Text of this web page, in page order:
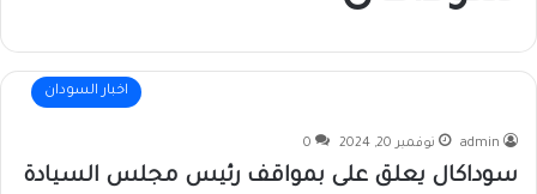
اخبار السودان
admin نوفمبر 20, 2024 0
سوداكال يعلق على بمواقف رئيس مجلس السيادة